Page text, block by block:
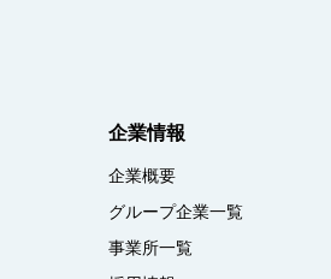
企業情報
企業概要
グループ企業一覧
事業所一覧